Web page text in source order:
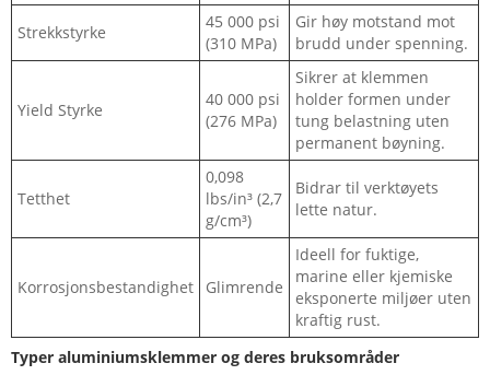
Strekkstyrke
45 000 psi
(310 MPa)
Gir høy motstand mot
brudd under spenning.
Yield Styrke
40 000 psi
(276 MPa)
Sikrer at klemmen
holder formen under
tung belastning uten
permanent bøyning.
Tetthet
0,098
lbs/in³ (2,7
g/cm³)
Bidrar til verktøyets
lette natur.
Korrosjonsbestandighet Glimrende
Ideell for fuktige,
marine eller kjemiske
eksponerte miljøer uten
kraftig rust.
Typer aluminiumsklemmer og deres bruksområder